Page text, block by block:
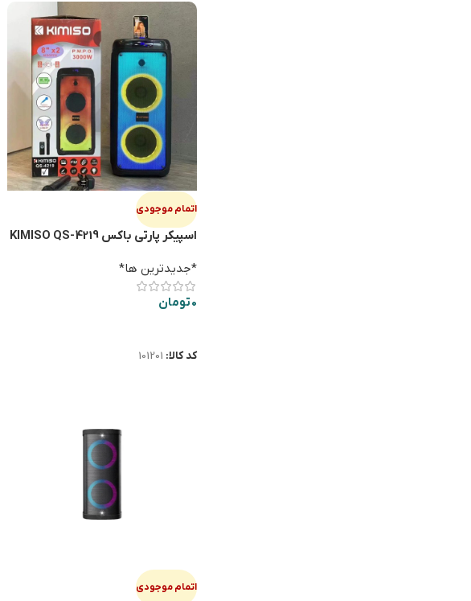
اتمام موجودی
اسپيكر پارتي باكس KIMISO QS-4219
*جدیدترین ها*
0تومان
کد کالا: 101201
اتمام موجودی